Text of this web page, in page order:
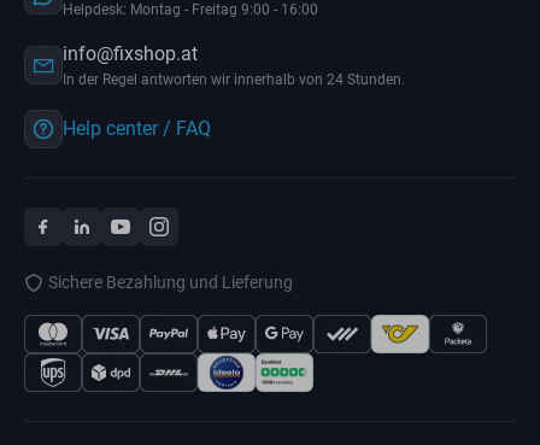
Helpdesk: Montag - Freitag 9:00 - 16:00
info@fixshop.at
In der Regel antworten wir innerhalb von 24 Stunden.
Help center / FAQ
Sichere Bezahlung und Lieferung